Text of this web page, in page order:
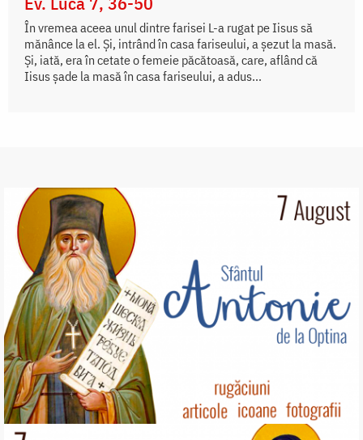
În vremea aceea unul dintre farisei L-a rugat pe Iisus să
mănânce la el. Și, intrând în casa fariseului, a șezut la masă.
Și, iată, era în cetate o femeie păcătoasă, care, aflând că
Iisus șade la masă în casa fariseului, a adus...